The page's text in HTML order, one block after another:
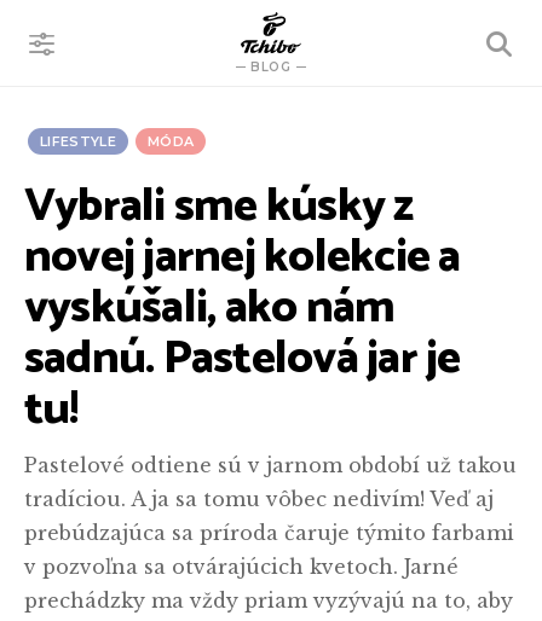
BLOG
VYHĽADÁVANIE
LIFESTYLE MÓDA
Vybrali sme kúsky z
novej jarnej kolekcie a
vyskúšali, ako nám
sadnú. Pastelová jar je
tu!
Pastelové odtiene sú v jarnom období už takou
tradíciou. A ja sa tomu vôbec nedivím! Veď aj
prebúdzajúca sa príroda čaruje týmito farbami
v pozvoľna sa otvárajúcich kvetoch. Jarné
prechádzky ma vždy priam vyzývajú na to, aby